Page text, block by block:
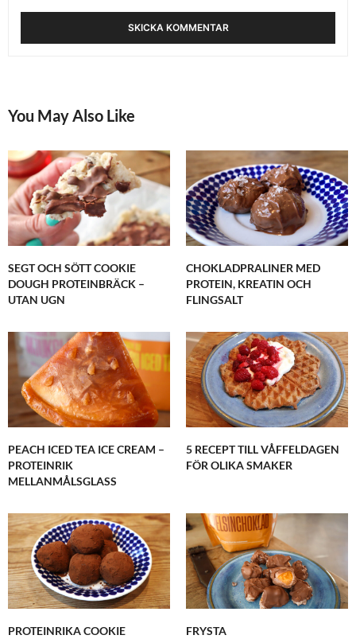
You May Also Like
SEGT OCH SÖTT COOKIE
DOUGH PROTEINBRÄCK –
UTAN UGN
CHOKLADPRALINER MED
PROTEIN, KREATIN OCH
FLINGSALT
PEACH ICED TEA ICE CREAM –
PROTEINRIK
MELLANMÅLSGLASS
5 RECEPT TILL VÅFFELDAGEN
FÖR OLIKA SMAKER
PROTEINRIKA COOKIE
FRYSTA